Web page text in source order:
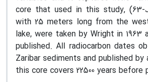
core that used in this study,
with 25 meters long from the
lake, were taken by Wright in 1963
published. All radiocarbon dates
Zaribar sediments and published
this core covers 22500 years before